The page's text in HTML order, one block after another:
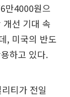
만4000원으
선 기대 속
, 미국의 반도
하고 있다.
티가 전일